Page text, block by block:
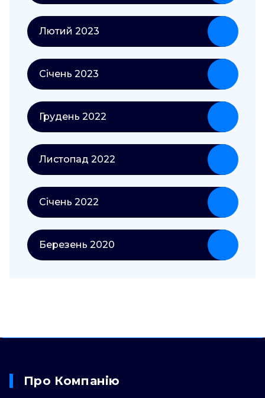
Лютий 2023
Січень 2023
Грудень 2022
Листопад 2022
Січень 2022
Березень 2020
Про Компанію